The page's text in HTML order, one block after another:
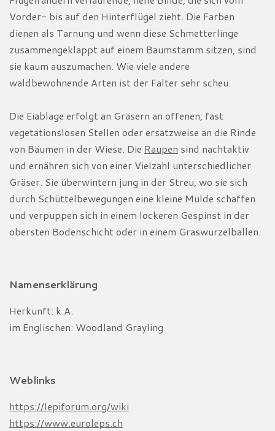
Vorder- bis auf den Hinterflügel zieht. Die Farben
dienen als Tarnung und wenn diese Schmetterlinge
zusammengeklappt auf einem Baumstamm sitzen, sind
sie kaum auszumachen. Wie viele andere
waldbewohnende Arten ist der Falter sehr scheu.
Die Eiablage erfolgt an Gräsern an offenen, fast
vegetationslosen Stellen oder ersatzweise an die Rinde
von Bäumen in der Wiese. Die Raupen sind nachtaktiv
und ernähren sich von einer Vielzahl unterschiedlicher
Gräser. Sie überwintern jung in der Streu, wo sie sich
durch Schüttelbewegungen eine kleine Mulde schaffen
und verpuppen sich in einem lockeren Gespinst in der
obersten Bodenschicht oder in einem Graswurzelballen.
Namenserklärung
Herkunft: k.A.
im Englischen: Woodland Grayling
Weblinks
https://lepiforum.org/wiki
https://www.euroleps.ch